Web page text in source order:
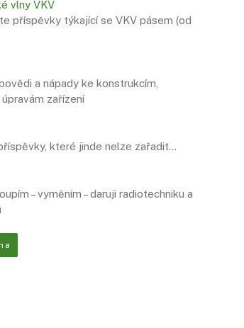
vlny VKV
příspěvky týkající se VKV pásem (od
a nápady ke konstrukcím,
zařízení
které jinde nelze zařadit…
– vyměním – daruji radiotechniku ​​a